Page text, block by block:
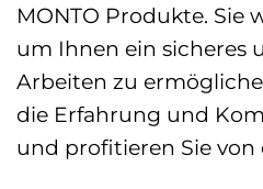
MONTO Produkte. Sie
um Ihnen ein sicheres
Arbeiten zu
die Erfahrung und
und profitieren Sie von